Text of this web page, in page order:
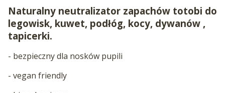
Naturalny neutralizator zapachów totobi do
legowisk, kuwet, podłóg, kocy, dywanów ,
tapicerki.
- bezpieczny dla nosków pupili
- vegan friendly